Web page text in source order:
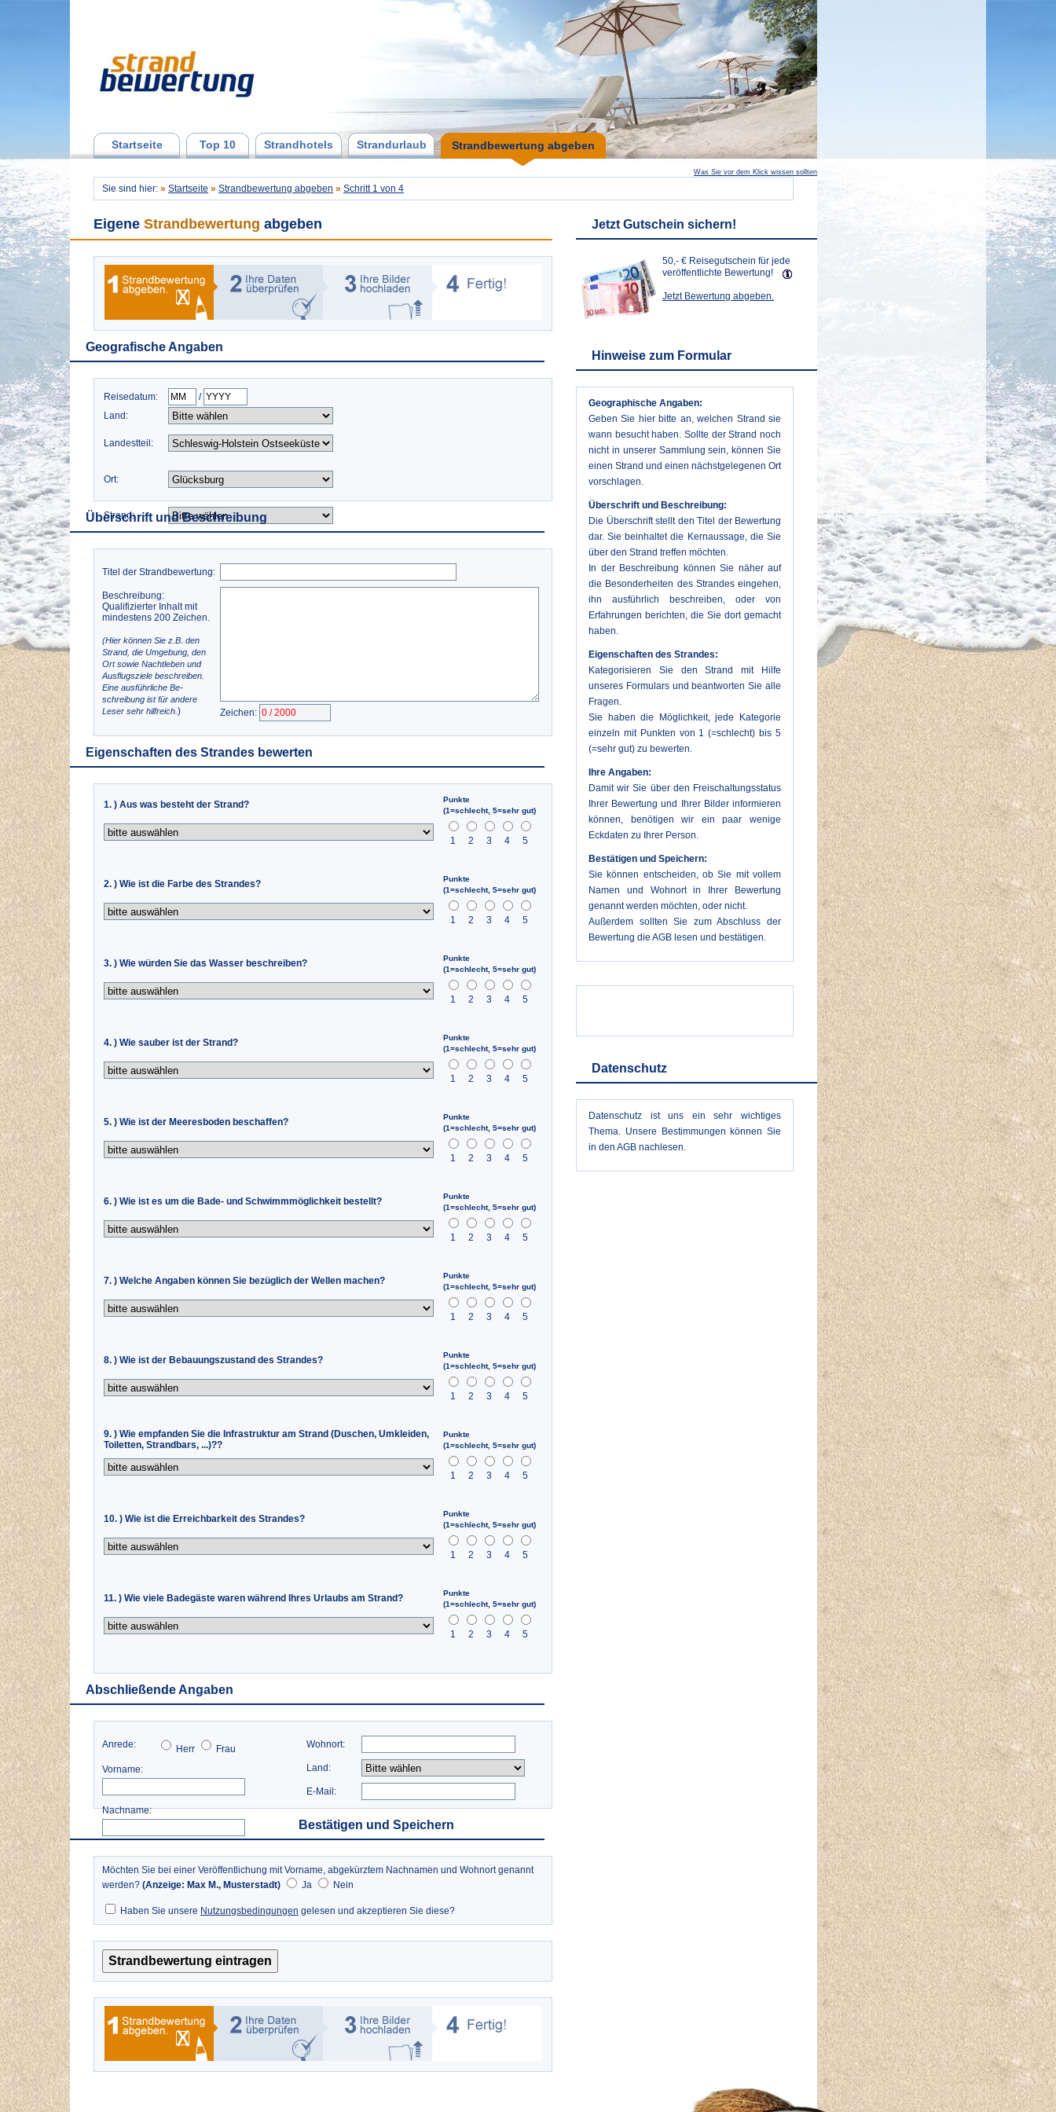
Startseite Top 10 Strandhotels Strandurlaub Strandbewertung abgeben
Was Sie vor dem Klick wissen sollten
Sie sind hier: » Startseite » Strandbewertung abgeben » Schritt 1 von 4
Eigene Strandbewertung abgeben
Geografische Angaben
Reisedatum:
/
Land:
Landestteil:
Ort:
Strand:
Überschrift und Beschreibung
Titel der Strandbewertung:
Beschreibung:
Qualifizierter Inhalt mit
mindestens 200 Zeichen.
(Hier können Sie z.B. den
Strand, die Umgebung, den
Ort sowie Nachtleben und
Ausflugsziele beschreiben.
Eine ausführliche Be-
schreibung ist für andere
Leser sehr hilfreich. ) Zeichen:
Eigenschaften des Strandes bewerten
1. ) Aus was besteht der Strand?
Punkte
(1=schlecht, 5=sehr gut)
1 2 3 4 5
2. ) Wie ist die Farbe des Strandes?
Punkte
(1=schlecht, 5=sehr gut)
1 2 3 4 5
3. ) Wie würden Sie das Wasser beschreiben?
Punkte
(1=schlecht, 5=sehr gut)
1 2 3 4 5
4. ) Wie sauber ist der Strand?
Punkte
(1=schlecht, 5=sehr gut)
1 2 3 4 5
5. ) Wie ist der Meeresboden beschaffen?
Punkte
(1=schlecht, 5=sehr gut)
1 2 3 4 5
6. ) Wie ist es um die Bade- und Schwimmmöglichkeit bestellt?
Punkte
(1=schlecht, 5=sehr gut)
1 2 3 4 5
7. ) Welche Angaben können Sie bezüglich der Wellen machen?
Punkte
(1=schlecht, 5=sehr gut)
1 2 3 4 5
8. ) Wie ist der Bebauungszustand des Strandes?
Punkte
(1=schlecht, 5=sehr gut)
1 2 3 4 5
9. ) Wie empfanden Sie die Infrastruktur am Strand (Duschen, Umkleiden,
Toiletten, Strandbars, ...)??
Punkte
(1=schlecht, 5=sehr gut)
1 2 3 4 5
10. ) Wie ist die Erreichbarkeit des Strandes?
Punkte
(1=schlecht, 5=sehr gut)
1 2 3 4 5
11. ) Wie viele Badegäste waren während Ihres Urlaubs am Strand?
Punkte
(1=schlecht, 5=sehr gut)
1 2 3 4 5
Abschließende Angaben
Anrede: Herr
Frau
Vorname:
Nachname:
Wohnort:
Land:
E-Mail:
Bestätigen und Speichern
Möchten Sie bei einer Veröffentlichung mit Vorname, abgekürztem Nachnamen und Wohnort genannt
werden? (Anzeige: Max M., Musterstadt) Ja Nein
Haben Sie unsere Nutzungsbedingungen gelesen und akzeptieren Sie diese?
Jetzt Gutschein sichern!
50,- € Reisegutschein für jede
veröffentlichte Bewertung!
Jetzt Bewertung abgeben.
Hinweise zum Formular
Geographische Angaben:
Geben Sie hier bitte an, welchen Strand sie
wann besucht haben. Sollte der Strand noch
nicht in unserer Sammlung sein, können Sie
einen Strand und einen nächstgelegenen Ort
vorschlagen.
Überschrift und Beschreibung:
Die Überschrift stellt den Titel der Bewertung
dar. Sie beinhaltet die Kernaussage, die Sie
über den Strand treffen möchten.
In der Beschreibung können Sie näher auf
die Besonderheiten des Strandes eingehen,
ihn ausführlich beschreiben, oder von
Erfahrungen berichten, die Sie dort gemacht
haben.
Eigenschaften des Strandes:
Kategorisieren Sie den Strand mit Hilfe
unseres Formulars und beantworten Sie alle
Fragen.
Sie haben die Möglichkeit, jede Kategorie
einzeln mit Punkten von 1 (=schlecht) bis 5
(=sehr gut) zu bewerten.
Ihre Angaben:
Damit wir Sie über den Freischaltungsstatus
Ihrer Bewertung und Ihrer Bilder informieren
können, benötigen wir ein paar wenige
Eckdaten zu Ihrer Person.
Bestätigen und Speichern:
Sie können entscheiden, ob Sie mit vollem
Namen und Wohnort in Ihrer Bewertung
genannt werden möchten, oder nicht.
Außerdem sollten Sie zum Abschluss der
Bewertung die AGB lesen und bestätigen.
Datenschutz
Datenschutz ist uns ein sehr wichtiges
Thema. Unsere Bestimmungen können Sie
in den AGB nachlesen.